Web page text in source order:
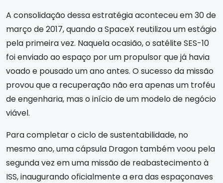
A consolidação dessa estratégia aconteceu em 30 de
março de 2017, quando a SpaceX reutilizou um estágio
pela primeira vez. Naquela ocasião, o satélite SES-10
foi enviado ao espaço por um propulsor que já havia
voado e pousado um ano antes. O sucesso da missão
provou que a recuperação não era apenas um troféu
de engenharia, mas o início de um modelo de negócio
viável.
Para completar o ciclo de sustentabilidade, no
mesmo ano, uma cápsula Dragon também voou pela
segunda vez em uma missão de reabastecimento à
ISS, inaugurando oficialmente a era das espaçonaves